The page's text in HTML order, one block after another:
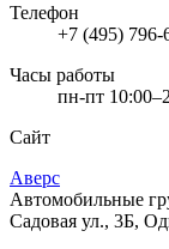
Телефон
+7 (495) 796-
Часы работы
пн-пт
Сайт
Аверс
Автомобильные
Садовая ул., 3Б,